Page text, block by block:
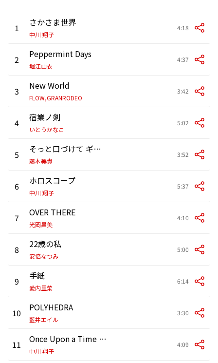
1 さかさま世界
中川 翔子
4:18
2 Peppermint Days
堀江由衣
4:37
3 New World
FLOW,GRANRODEO
3:42
4 宿業ノ剣
いとうかなこ
5:02
5 そっと口づけて ギュッと抱きしめて
藤本美貴
3:52
6 ホロスコープ
中川 翔子
5:37
7 OVER THERE
光岡昌美
4:10
8 22歳の私
安倍なつみ
5:00
9 手紙
愛内里菜
6:14
10 POLYHEDRA
藍井エイル
3:30
11 Once Upon a Time -キボウノウタ-
中川 翔子
4:09